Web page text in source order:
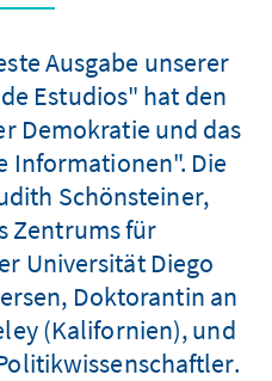
Ausgabe unserer
Estudios" hat den
Demokratie und das
Informationen". Die
Schönsteiner,
Zentrums für
Universität Diego
Doktorantin an
(Kalifornien), und